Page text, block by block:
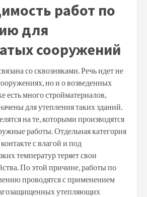
работ по
для
сооружений
со сквозняками. Речь идет не
но и о возведенных
есть много стройматериалов,
для утепления таких зданий.
на те, которыми производятся
работы. Отдельная категория
с влагой и под
температур теряет свои
По этой причине, работы по
проводятся с применением
утепляющих